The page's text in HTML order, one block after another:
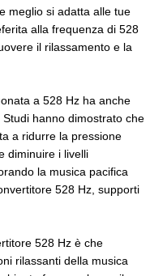
meglio si adatta alle tue
alla frequenza di 528
il rilassamento e la
a 528 Hz ha anche
hanno dimostrato che
a ridurre la pressione
diminuire i livelli
la musica pacifica
528 Hz, supporti
528 Hz è che
rilassanti della musica